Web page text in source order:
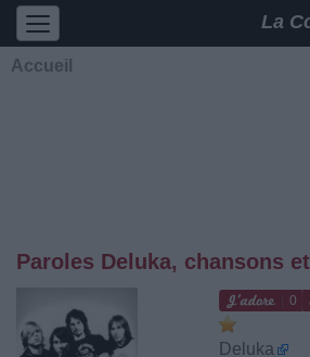
La
Accueil
Paroles Deluka, chansons
0
Deluka